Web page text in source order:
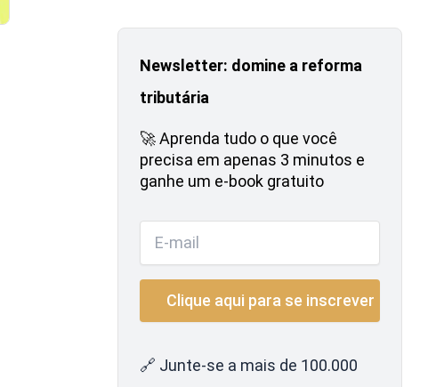
Newsletter: domine a reforma
tributária
🚀 Aprenda tudo o que você
precisa em apenas 3 minutos e
ganhe um e-book gratuito
🔗 Junte-se a mais de 100.000